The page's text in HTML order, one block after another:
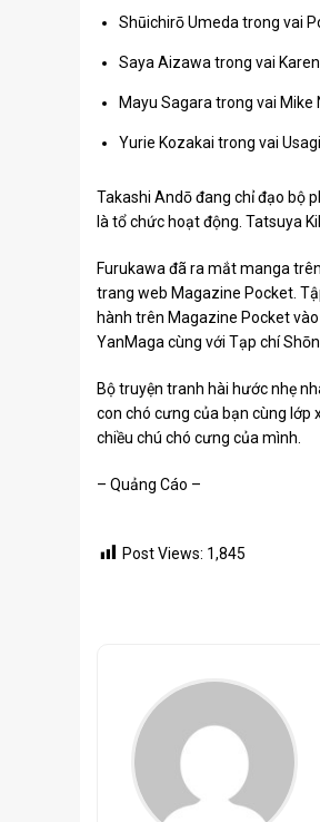
Shūichirō Umeda trong vai
Saya Aizawa trong vai
Mayu Sagara trong vai Mike
Yurie Kozakai trong vai
Takashi Andō đang chỉ đạo bộ
là tổ chức hoạt động. Tatsuya
Furukawa đã ra mắt manga
trang web Magazine Pocket.
hành trên Magazine Pocket
YanMaga cùng với Tạp chí
Bộ truyện tranh hài hước nhẹ
con chó cưng của bạn cùng lớp
chiều chú chó cưng của mình.
– Quảng Cáo –
Post Views: 1,845